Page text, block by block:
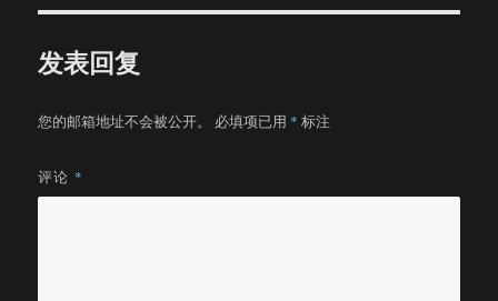
发表回复
您的邮箱地址不会被公开。 必填项已用 * 标注
评论 *